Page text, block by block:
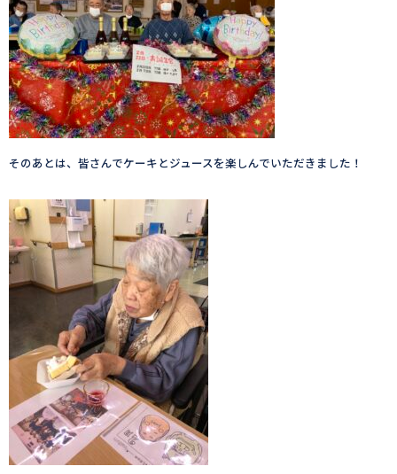
そのあとは、皆さんでケーキとジュースを楽しんでいただきました！